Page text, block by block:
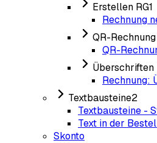
Erstellen RG1
Rechnung
QR-
QR-
Überschriften
Rechnung:
Textbausteine2
Textbausteine -
Text in der
Skonto